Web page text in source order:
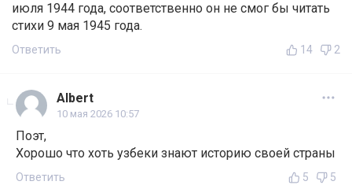
июля 1944 года, соответственно он не смог бы читать
стихи 9 мая 1945 года.
Ответить 14 2
Albert
10 мая 2026 10:57
Поэт,
Хорошо что хоть узбеки знают историю своей страны
Ответить 5 5